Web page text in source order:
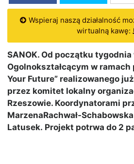
Wspieraj naszą działalność
wirtualną kawę:
SANOK. Od początku tygodnia
Ogolnokształcącym w ramach
Your Future” realizowanego
przez komitet lokalny
Rzeszowie. Koordynatorami
MarzenaRachwał-
Latusek. Projekt potrwa do 2